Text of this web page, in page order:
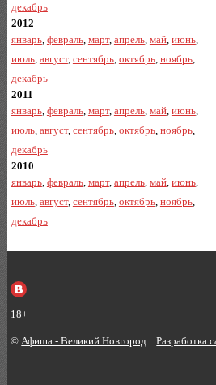
декабрь
2012
январь, февраль, март, апрель, май, июнь,
июль, август, сентябрь, октябрь, ноябрь,
декабрь
2011
январь, февраль, март, апрель, май, июнь,
июль, август, сентябрь, октябрь, ноябрь,
декабрь
2010
январь, февраль, март, апрель, май, июнь,
июль, август, сентябрь, октябрь, ноябрь,
декабрь
18+
© Афиша - Великий Новгород .Разработка